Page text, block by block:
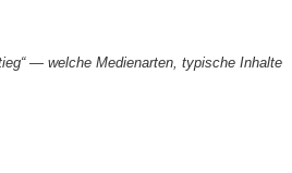
— welche Medienarten, typische Inhalte